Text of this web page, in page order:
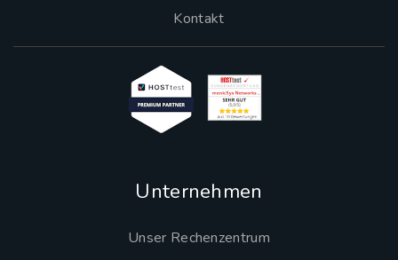
Kontakt
Unternehmen
Unser Rechenzentrum